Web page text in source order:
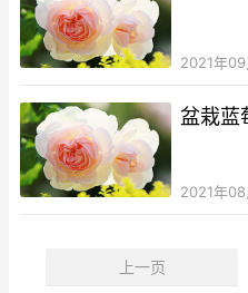
2021年
盆栽蓝
2021年
上一页